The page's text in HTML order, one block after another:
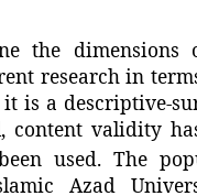
the dimensions
research in
is a descriptive-
content validity
used. The
Azad